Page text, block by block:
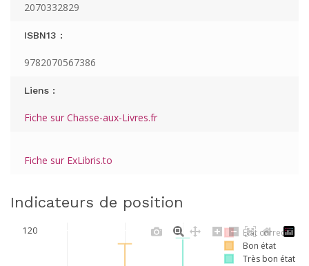
2070332829
ISBN13 :
9782070567386
Liens :
Fiche sur Chasse-aux-Livres.fr
Fiche sur ExLibris.to
Indicateurs de position
120
Etat correct
Bon état
Très bon état